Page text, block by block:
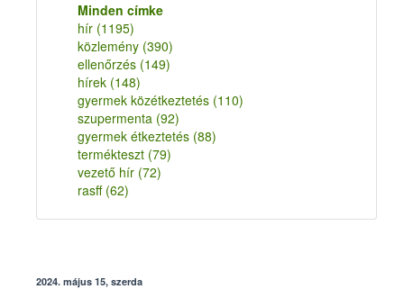
Minden címke
hír (1195)
közlemény (390)
ellenőrzés (149)
hírek (148)
gyermek közétkeztetés (110)
szupermenta (92)
gyermek étkeztetés (88)
termékteszt (79)
vezető hír (72)
rasff (62)
2024. május 15, szerda